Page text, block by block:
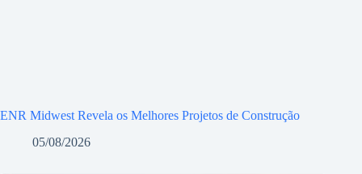
ENR Midwest Revela os Melhores Projetos de Construção
05/08/2026